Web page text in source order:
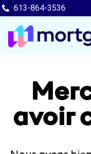
613-864-3536
avoir